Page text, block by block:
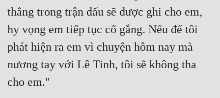
thắng trong trận đấu sẽ được ghi cho em,
hy vọng em tiếp tục cố gắng. Nếu để tôi
phát hiện ra em vì chuyện hôm nay mà
nương tay với Lê Tinh, tôi sẽ không tha